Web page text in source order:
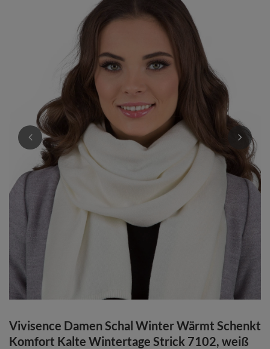
Vivisence Damen Schal Winter Wärmt Schenkt
Komfort Kalte Wintertage Strick 7102, weiß